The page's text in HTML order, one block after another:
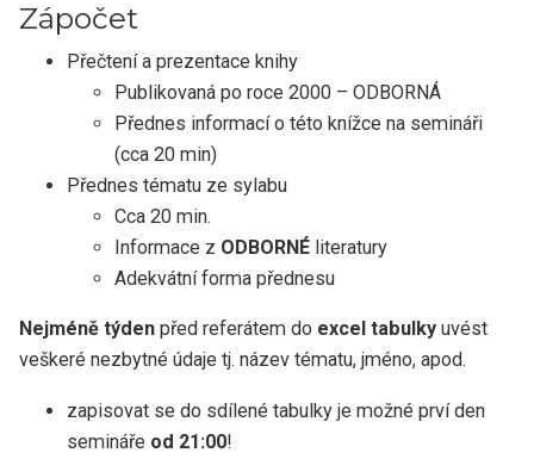
Zápočet
Přečtení a prezentace knihy
Publikovaná po roce 2000 – ODBORNÁ
Přednes informací o této knížce na semináři
(cca 20 min)
Přednes tématu ze sylabu
Cca 20 min.
Informace z ODBORNÉ literatury
Adekvátní forma přednesu
Nejméně týden před referátem do excel tabulky uvést
veškeré nezbytné údaje tj. název tématu, jméno, apod.
zapisovat se do sdílené tabulky je možné prví den
semináře od 21:00!